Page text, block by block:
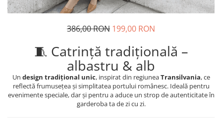
Fote & Catrinte
386,00 RON 199,00 RON
🧵 Catrință tradițională –
albastru & alb
Un design tradițional unic, inspirat din regiuneaTransilvania, ce
reflectă frumusețea și simplitatea portului românesc. Ideală pentru
evenimente speciale, dar și pentru a aduce un strop de autenticitate în
garderoba ta de zi cu zi.